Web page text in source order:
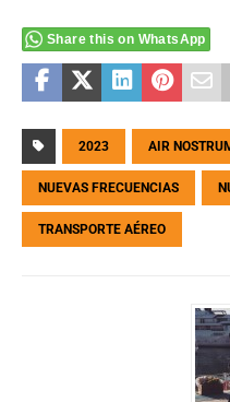
Share this on WhatsApp
2023 AIR
NUEVAS FRECUENCIAS
TRANSPORTE AÉREO